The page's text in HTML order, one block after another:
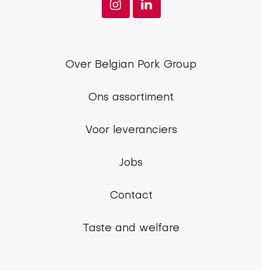
Footer
Belgian
Pork
Over Belgian Pork Group
Ons assortiment
Voor leveranciers
Jobs
Contact
Taste and welfare